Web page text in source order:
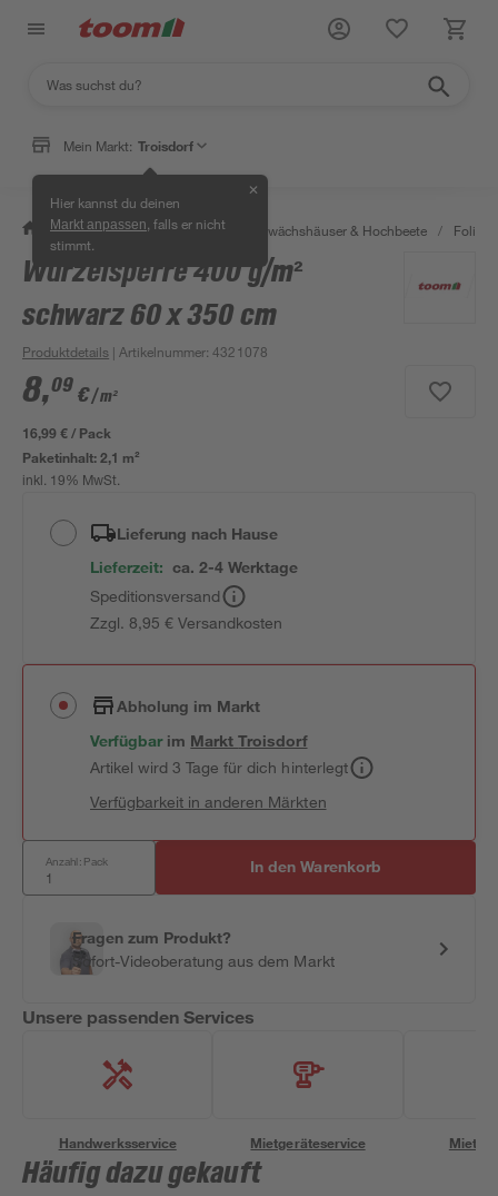
Mein Markt: Troisdorf
Hier kannst du deinen
Markt anpassen , falls er nicht
stimmt.
✕
/ Garten & Freizeit / Anzucht, Gewächshäuser & Hochbeete / Folien
Wurzelsperre 400 g/m²
schwarz 60 x 350 cm
Produktdetails | Artikelnummer:4321078
8,09 €/ m²
16,99 € / Pack
Paketinhalt:2,1 m²
inkl. 19% MwSt.
Lieferung nach Hause
Lieferzeit: ca. 2-4 Werktage
Speditionsversand
Zzgl. 8,95 € Versandkosten
Abholung im Markt
Verfügbar im MarktTroisdorf
Artikel wird 3 Tage für dich hinterlegt
Verfügbarkeit in anderen Märkten
Anzahl: Pack In den Warenkorb
Fragen zum Produkt?
Sofort-Videoberatung aus dem Markt
Unsere passenden Services
Handwerksservice Mietgeräteservice
Häufig dazu gekauft